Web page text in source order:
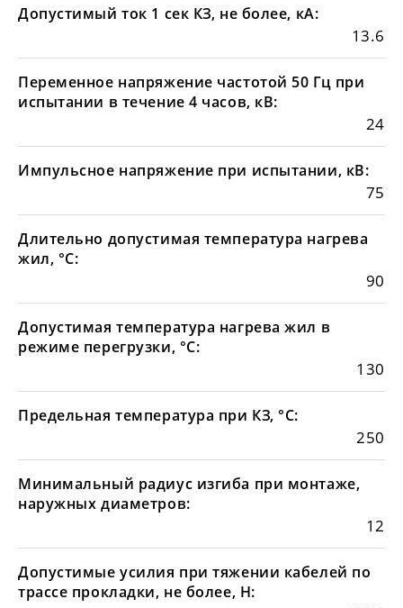
Допустимый ток 1 сек КЗ, не более, кА:
13.6
Переменное напряжение частотой 50 Гц при
испытании в течение 4 часов, кВ:
24
Импульсное напряжение при испытании, кВ:
75
Длительно допустимая температура нагрева
жил, °С:
90
Допустимая температура нагрева жил в
режиме перегрузки, °С:
130
Предельная температура при КЗ, °С:
250
Минимальный радиус изгиба при монтаже,
наружных диаметров:
12
Допустимые усилия при тяжении кабелей по
трассе прокладки, не более, Н: